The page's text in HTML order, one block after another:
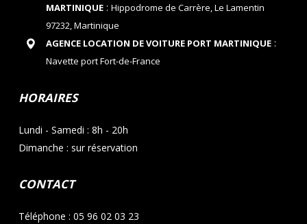
MARTINIQUE: Hippodrome de Carrère, Le Lamentin
97232, Martinique
AGENCE LOCATION DE VOITURE PORT MARTINIQUE:
Navette port Fort-de-France
HORAIRES
Lundi - Samedi : 8h - 20h
Dimanche : sur réservation
CONTACT
Téléphone : 05 96 02 03 23